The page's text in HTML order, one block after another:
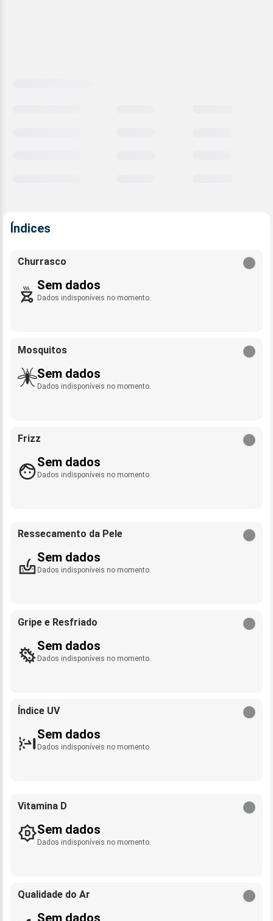
Índices
Churrasco
Sem dados
Dados indisponíveis no momento.
Mosquitos
Sem dados
Dados indisponíveis no momento.
Frizz
Sem dados
Dados indisponíveis no momento.
Ressecamento da Pele
Sem dados
Dados indisponíveis no momento.
Gripe e Resfriado
Sem dados
Dados indisponíveis no momento.
Índice UV
Sem dados
Dados indisponíveis no momento.
Vitamina D
Sem dados
Dados indisponíveis no momento.
Qualidade do Ar
Sem dados